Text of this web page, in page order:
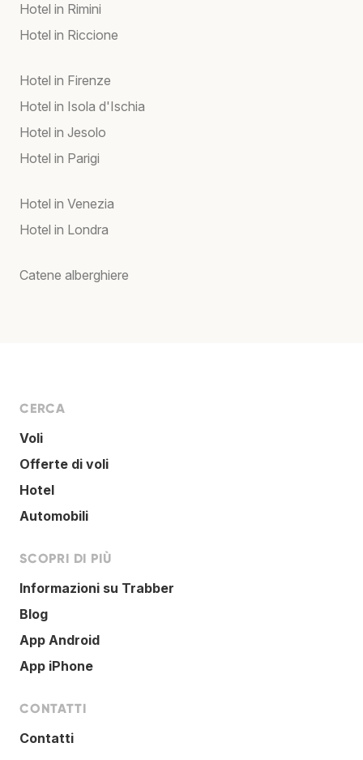
Hotel in Rimini
Hotel in Riccione
Hotel in Firenze
Hotel in Isola d'Ischia
Hotel in Jesolo
Hotel in Parigi
Hotel in Venezia
Hotel in Londra
Catene alberghiere
CERCA
Voli
Offerte di voli
Hotel
Automobili
SCOPRI DI PIÙ
Informazioni su Trabber
Blog
App Android
App iPhone
CONTATTI
Contatti